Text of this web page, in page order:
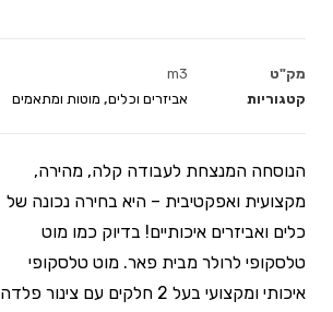
מק"ט
m3
קטגוריות
אביזרים וכלים, מוטות ומתאמים
הנוסחה המנצחת לעבודה קלה, מהירה,
מקצועית ואפקטיבית – היא בחירה נכונה של
כלים ואביזרים איכותיים! בדיוק כמו מוט
טלסקופי לרולר מבית פאר. מוט טלסקופי
איכותי ומקצועי בעל 2 חלקים עם צינור פלדה